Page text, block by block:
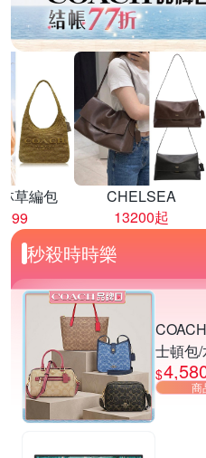
草編包
CHELSEA
13200起
秒殺時時樂
士頓包
包 均
$
商